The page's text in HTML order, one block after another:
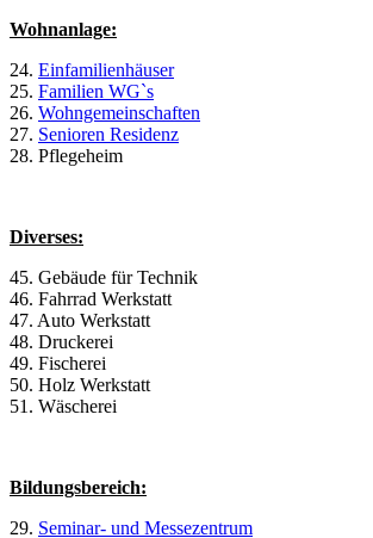
Wohnanlage:
24. Einfamilienhäuser
25. Familien WG`s
26. Wohngemeinschaften
27. Senioren Residenz
28. Pflegeheim
Diverses:
45. Gebäude für Technik
46. Fahrrad Werkstatt
47. Auto Werkstatt
48. Druckerei
49. Fischerei
50. Holz Werkstatt
51. Wäscherei
Bildungsbereich:
29. Seminar- und Messezentrum